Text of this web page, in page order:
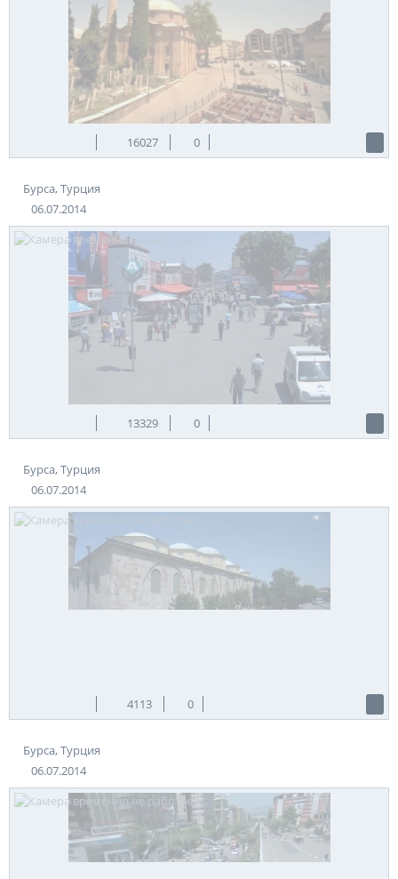
16027 0
Бурса, Турция
06.07.2014
13329 0
Бурса, Турция
06.07.2014
4113 0
Бурса, Турция
06.07.2014